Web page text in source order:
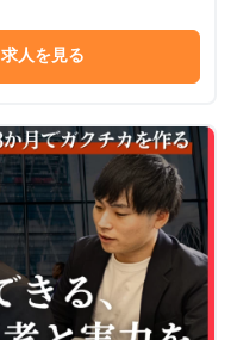
求人を見る